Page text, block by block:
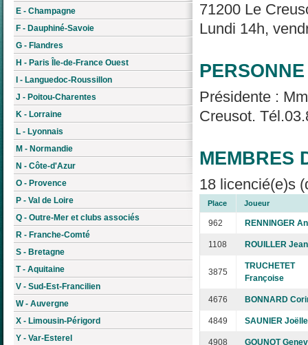
E - Champagne
F - Dauphiné-Savoie
G - Flandres
H - Paris Île-de-France Ouest
I - Languedoc-Roussillon
J - Poitou-Charentes
K - Lorraine
L - Lyonnais
M - Normandie
N - Côte-d'Azur
O - Provence
P - Val de Loire
Q - Outre-Mer et clubs associés
R - Franche-Comté
S - Bretagne
T - Aquitaine
V - Sud-Est-Francilien
W - Auvergne
X - Limousin-Périgord
Y - Var-Esterel
71200 Le
Lundi 14h,
Présidente :
Creusot.
MEMBRES
18 licencié(e)s
Place Joueur
962 RENNINGER
1108 ROUILLER
3875
TRUCHETET
Françoise
4676 BONNARD
4849 SAUNIER Joëlle
4908 GOUNOT